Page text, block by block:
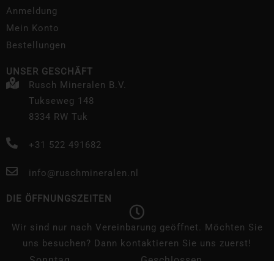
Anmeldung
Mein Konto
Bestellungen
UNSER GESCHÄFT
Rusch Mineralen B.V.
Tukseweg 148
8334 RW Tuk
+31 522 491682
info@ruschmineralen.nl
DIE ÖFFNUNGSZEITEN
Wir sind nur nach Vereinbarung geöffnet. Möchten Sie
uns besuchen? Dann kontaktieren Sie uns zuerst!